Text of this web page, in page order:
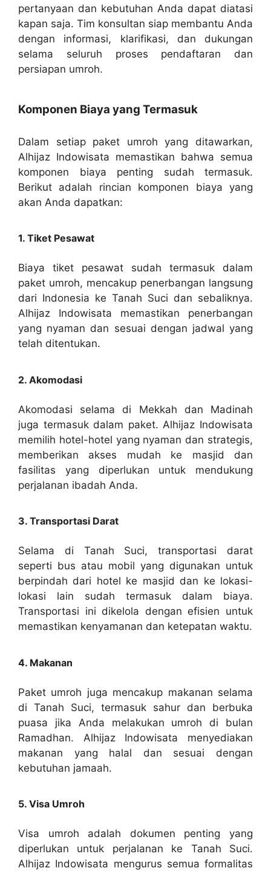
pertanyaan dan kebutuhan Anda dapat diatasi
kapan saja. Tim konsultan siap membantu Anda
dengan informasi, klarifikasi, dan dukungan
selama seluruh proses pendaftaran dan
persiapan umroh.
Komponen Biaya yang Termasuk
Dalam setiap paket umroh yang ditawarkan,
Alhijaz Indowisata memastikan bahwa semua
komponen biaya penting sudah termasuk.
Berikut adalah rincian komponen biaya yang
akan Anda dapatkan:
1. Tiket Pesawat
Biaya tiket pesawat sudah termasuk dalam
paket umroh, mencakup penerbangan langsung
dari Indonesia ke Tanah Suci dan sebaliknya.
Alhijaz Indowisata memastikan penerbangan
yang nyaman dan sesuai dengan jadwal yang
telah ditentukan.
2. Akomodasi
Akomodasi selama di Mekkah dan Madinah
juga termasuk dalam paket. Alhijaz Indowisata
memilih hotel-hotel yang nyaman dan strategis,
memberikan akses mudah ke masjid dan
fasilitas yang diperlukan untuk mendukung
perjalanan ibadah Anda.
3. Transportasi Darat
Selama di Tanah Suci, transportasi darat
seperti bus atau mobil yang digunakan untuk
berpindah dari hotel ke masjid dan ke lokasi-
lokasi lain sudah termasuk dalam biaya.
Transportasi ini dikelola dengan efisien untuk
memastikan kenyamanan dan ketepatan waktu.
4. Makanan
Paket umroh juga mencakup makanan selama
di Tanah Suci, termasuk sahur dan berbuka
puasa jika Anda melakukan umroh di bulan
Ramadhan. Alhijaz Indowisata menyediakan
makanan yang halal dan sesuai dengan
kebutuhan jamaah.
5. Visa Umroh
Visa umroh adalah dokumen penting yang
diperlukan untuk perjalanan ke Tanah Suci.
Alhijaz Indowisata mengurus semua formalitas